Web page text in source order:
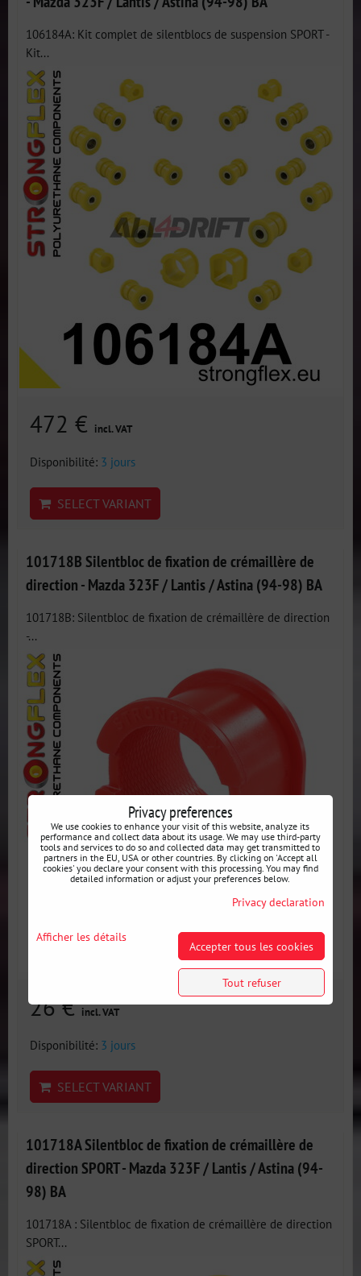
106184A: Kit complet de silentblocs de suspension SPORT -
Kit...
472 € incl. VAT
Disponibilité: 3 jours
SELECT VARIANT
101718B Silentbloc de fixation de crémaillère de
direction - Mazda 323F / Lantis / Astina (94-98) BA
101718B: Silentbloc de fixation de crémaillère de direction
-...
26 €incl. VAT
Disponibilité: 3 jours
SELECT VARIANT
101718A Silentbloc de fixation de crémaillère de
direction SPORT - Mazda 323F / Lantis / Astina (94-
98) BA
101718A : Silentbloc de fixation de crémaillère de direction
SPORT...
Privacy preferences
We use cookies to enhance your visit of this website, analyze its
performance and collect data about its usage. We may use third-party
tools and services to do so and collected data may get transmitted to
partners in the EU, USA or other countries. By clicking on 'Accept all
cookies' you declare your consent with this processing. You may find
detailed information or adjust your preferences below.
Privacy declaration
Afficher les détails
Accepter tous les cookies
Tout refuser